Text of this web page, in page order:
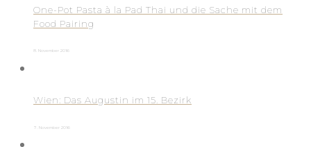
One-Pot Pasta à la Pad Thai und die Sache mit dem
Food Pairing
8. November 2016
Wien: Das Augustin im 15. Bezirk
7. November 2016